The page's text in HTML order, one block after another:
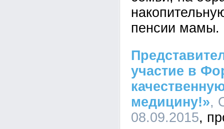
пенсии мамы.
участие в
медицину!»,
08.09.2015